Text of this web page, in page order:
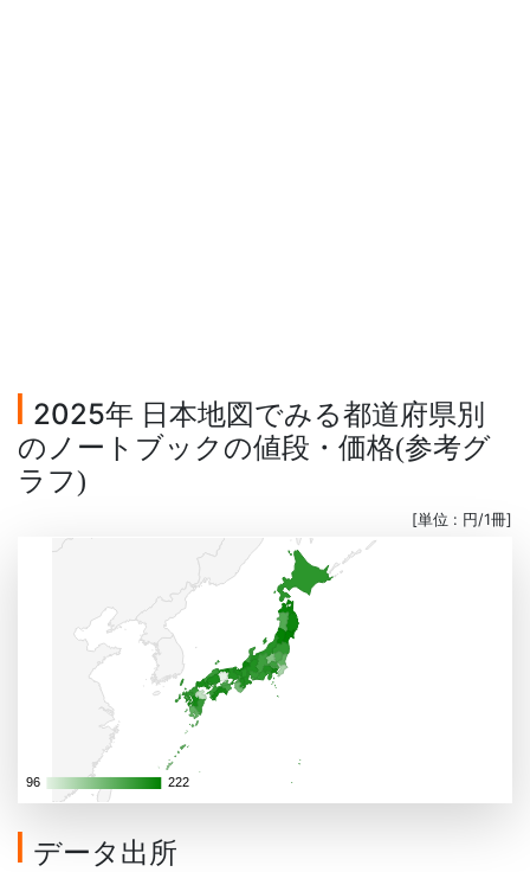
2025年 日本地図でみる都道府県別
のノートブックの値段・価格(参考グ
ラフ)
[単位 : 円/1冊]
96
96 222
222
データ出所